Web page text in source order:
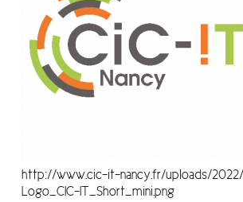
http://www.cic-it-nancy.fr/uploads/
Logo_CIC-IT_Short_mini.png